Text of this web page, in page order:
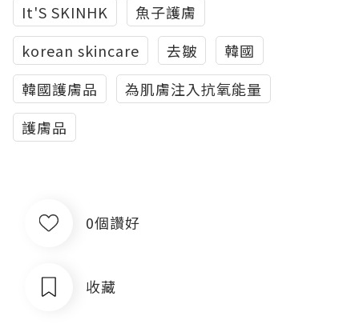
It'S SKINHK
魚子護膚
korean skincare
去皺
韓國
韓國護膚品
為肌膚注入抗氧能量
護膚品
0個讚好
收藏